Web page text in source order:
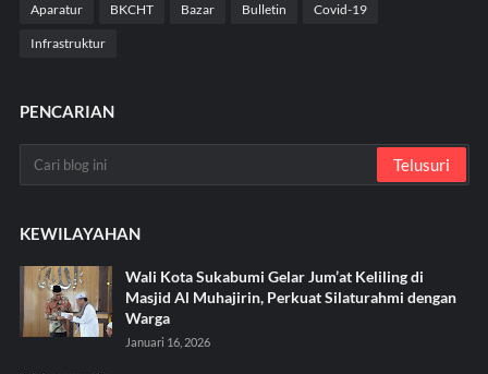
Aparatur BKCHT Bazar Bulletin Covid-19
Infrastruktur
PENCARIAN
KEWILAYAHAN
Wali Kota Sukabumi Gelar Jum’at Keliling di
Masjid Al Muhajirin, Perkuat Silaturahmi dengan
Warga
Januari 16, 2026